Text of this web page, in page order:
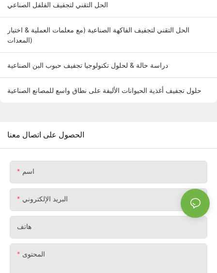
الحل التقني لتجفيف الفلفل الصناعي
الحل التقني لتجفيف الفاكهة الصناعية (مع معلمات العملية & اختيار
المعدات)
دراسة حالة & لحلول تكنولوجيا تجفيف حبوب البن الصناعية
حلول تجفيف أغذية الحيوانات الأليفة على نطاق واسع للمصانع الصناعية
الحصول على اتصال معنا
اسم
البريد الإلكتروني
هاتف
المحتوى